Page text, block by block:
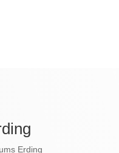
Erding